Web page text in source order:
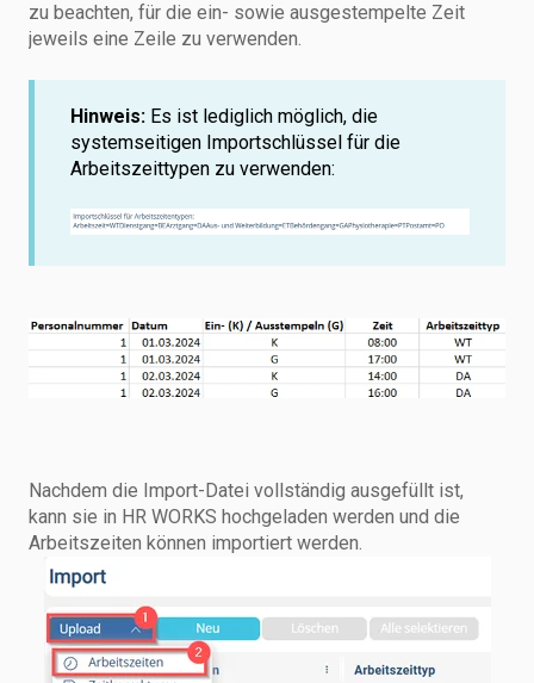
zu beachten, für die ein- sowie ausgestempelte Zeit
jeweils eine Zeile zu verwenden.
Hinweis: Es ist lediglich möglich, die
systemseitigen Importschlüssel für die
Arbeitszeittypen zu verwenden:
Nachdem die Import-Datei vollständig ausgefüllt ist,
kann sie in HR WORKS hochgeladen werden und die
Arbeitszeiten können importiert werden.